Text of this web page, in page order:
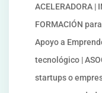
ACELERADORA |
FORMACIÓN
Apoyo a
tecnológico |
startups o